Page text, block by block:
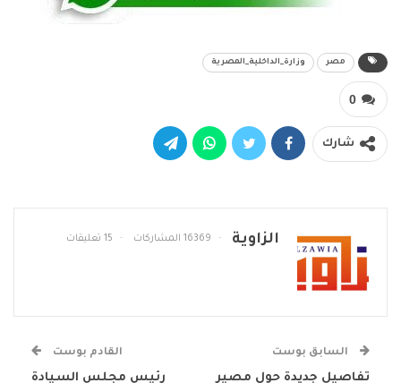
مصر وزارة_الداخلية_المصرية
0
شارك
الزاوية 16369 المشاركات 15 تعليقات
السابق بوست
تفاصيل جديدة حول مصير
القادم بوست
رئيس مجلس السيادة